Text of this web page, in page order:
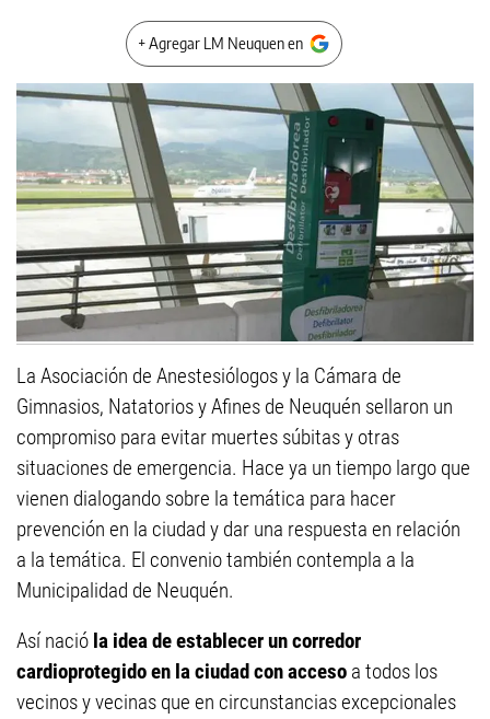
+ Agregar LM Neuquen en
La Asociación de Anestesiólogos y la Cámara de
Gimnasios, Natatorios y Afines de Neuquén sellaron un
compromiso para evitar muertes súbitas y otras
situaciones de emergencia. Hace ya un tiempo largo que
vienen dialogando sobre la temática para hacer
prevención en la ciudad y dar una respuesta en relación
a la temática. El convenio también contempla a la
Municipalidad de Neuquén.
Así nació la idea de establecer un corredor
cardioprotegido en la ciudad con acceso a todos los
vecinos y vecinas que en circunstancias excepcionales